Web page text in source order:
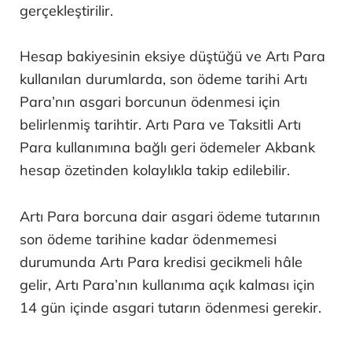
gerçekleştirilir.
Hesap bakiyesinin eksiye düştüğü ve Artı Para
kullanılan durumlarda, son ödeme tarihi Artı
Para’nın asgari borcunun ödenmesi için
belirlenmiş tarihtir. Artı Para ve Taksitli Artı
Para kullanımına bağlı geri ödemeler Akbank
hesap özetinden kolaylıkla takip edilebilir.
Artı Para borcuna dair asgari ödeme tutarının
son ödeme tarihine kadar ödenmemesi
durumunda Artı Para kredisi gecikmeli hâle
gelir, Artı Para’nın kullanıma açık kalması için
14 gün içinde asgari tutarın ödenmesi gerekir.